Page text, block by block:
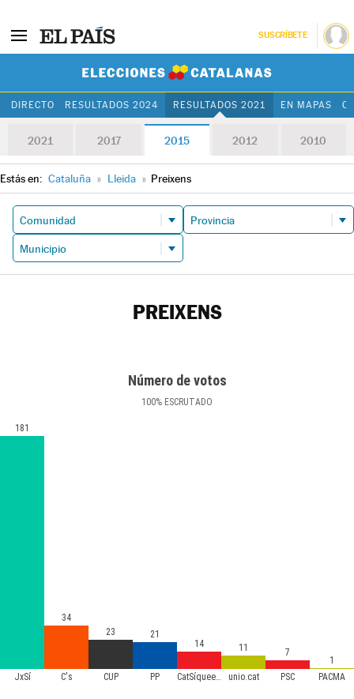
SUSCRÍBETE
DIRECTO RESULTADOS 2024 RESULTADOS 2021 EN MAPAS
2021 2017 2015 2012 2010
Estás en: Cataluña » Lleida » Preixens
PREIXENS
Número de votos
100% ESCRUTADO
JxSí C's CUP PP CatSíqueesPot unio.cat PSC PACMA
181
34
23
21
14
11 7
1